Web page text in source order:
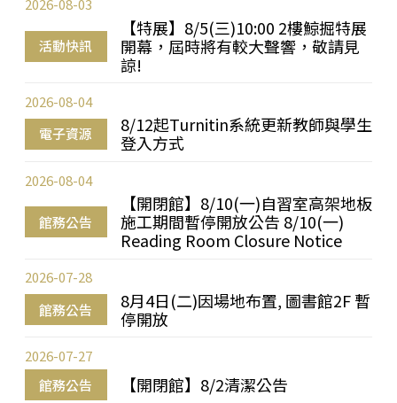
活動快訊
【特展】8/5(三)10:00 2樓鯨掘特展
開幕，屆時將有較大聲響，敬請見
諒!
2026-08-03
電子資源
8/12起Turnitin系統更新教師與學生
登入方式
2026-08-04
館務公告
【開閉館】8/10(一)自習室高架地板
施工期間暫停開放公告 8/10(一)
Reading Room Closure Notice
2026-08-04
館務公告
8月4日(二)因場地布置, 圖書館2F 暫
停開放
2026-07-28
館務公告 【開閉館】8/2清潔公告
2026-07-27